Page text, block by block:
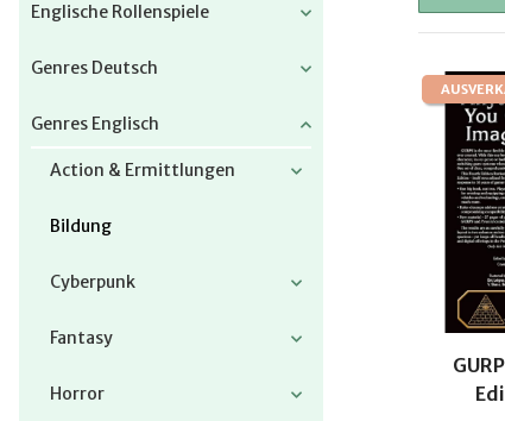
Englische Rollenspiele
Genres Deutsch
Genres Englisch
Action & Ermittlungen
Bildung
Cyberpunk
Fantasy
Horror